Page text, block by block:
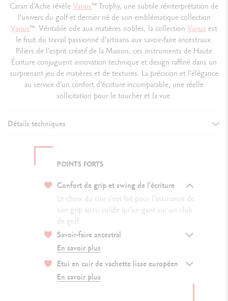
Caran d’Ache révèleVarius™ Trophy, une subtile réinterprétation de
l’univers du golf et dernier né de son emblématique collection
Varius™. Véritable ode aux matières nobles, la collection Varius est
le fruit du travail passionné d’artisans aux savoir-faire ancestraux.
Piliers de l’esprit créatif de la Maison, ces instruments de Haute
Écriture conjuguent innovation technique et design raffiné dans un
surprenant jeu de matières et de textures. La précision et l’élégance
au service d’un confort d’écriture incomparable, une réelle
sollicitation pour le toucher et la vue.
Détails techniques
VERSION D'INSTRUMENT D'ÉCRITURE
Stylo Roller
CORPS DU STYLO
Corps en laiton recouvert d’un cuir bleu nuit perforé soigneusement
confectionné,
orné d'une fine couture bleue ton sur ton faite à la main.
POINTS FORTS
Confort de grip et swing de l'écriture
Le choix du cuir s'est fait pour l'assurance de
son grip aussi solide qu'un gant sur un club
de golf.
Savoir-faire ancestral
En savoir plus
Etui en cuir de vachette lisse européen
En savoir plus